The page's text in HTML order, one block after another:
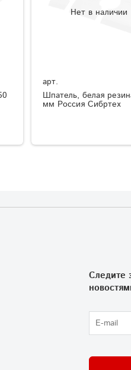
Нет в наличии
арт.
Шпатель, белая
мм Россия Сибртех
Следите